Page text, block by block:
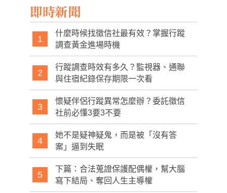
即時新聞
1
什麼時候找徵信社最有效？掌握行蹤
調查黃金進場時機
2
行蹤調查時效有多久？監視器、通聯
與住宿紀錄保存期限一次看
3
懷疑伴侶行蹤異常怎麼辦？委託徵信
社前必懂3要3不要
4
她不是疑神疑鬼，而是被「沒有答
案」逼到失眠
5
下篇：合法蒐證保護配偶權，幫大腦
寫下結局、奪回人生主導權